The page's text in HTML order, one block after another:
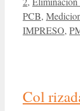
PCB,
IMPRESO,
Col